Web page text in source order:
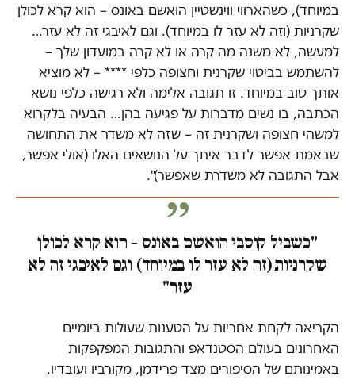
במיוחד), כשהארווי ווינשטיין הואשם באונס – הוא קרא לכולן
שקרניות (וזה לא עזר לו במיוחד). וגם לאיבגי זה לא עזר…
למעשה, לא משנה מה קרה או לא קרה במועדון שלך –
להשתמש בביטוי שקרנית וחצופה כלפי **** – לא מוציא
אותך טוב במיוחד. זו תגובה אלימה ולא רגישה כלפי נושא
הכתבה, בו נשים מדברות על פגיעה בהן… הבעיה בלקרוא
למשהי חצופה ושקרנית זה – שזה לא משדר את התחושה
שבאמת אפשר לדבר איתך על הנושאים האלו (אולי אפשר,
אבל התגובה לא משדרת שאפשר)".
"כשביל קוסבי הואשם באונס – הוא קרא לכולן
שקרניות (זה לא עזר לו במיוחד) וגם לאיבגי זה לא
עזר"
הקריאה לקחת אחריות על הטענות שעולות ביומיים
האחרונים בעולם הסטנדאפ והתגובות המפקפקות
באמינותם של הסיפורים מצד פרידמן, מקורביו ועובדיו,